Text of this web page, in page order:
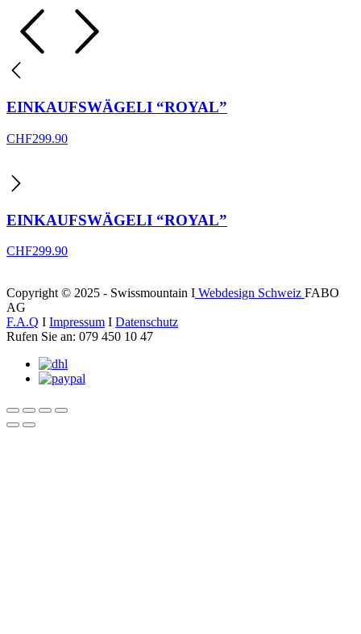
EINKAUFSWÄGELI “ROYAL”
CHF299.90
EINKAUFSWÄGELI “ROYAL”
CHF299.90
Copyright © 2025 - Swissmountain I Webdesign Schweiz FABO
AG
F.A.Q I Impressum I Datenschutz
Rufen Sie an: 079 450 10 47